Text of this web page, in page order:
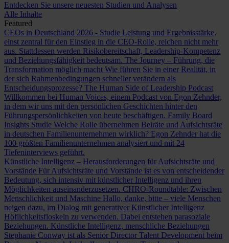
Entdecken Sie unsere neuesten Studien und Analysen
Alle Inhalte
Featured
CEOs in Deutschland 2026 - Studie Leistung und Ergebnisstärke,
einst zentral für den Einstieg in die CEO-Rolle, reichen nicht mehr
aus. Stattdessen werden Risikobereitschaft, Leadership-Kompetenz
und Beziehungsfähigkeit bedeutsam. The Journey – Führung, die
Transformation möglich macht Wie führen Sie in einer Realität, in
der sich Rahmenbedingungen schneller verändern als
Entscheidungsprozesse? The Human Side of Leadership Podcast
Willkommen bei Human Voices, einem Podcast von Egon Zehnder,
in dem wir uns mit den persönlichen Geschichten hinter den
Führungspersönlichkeiten von heute beschäftigen. Family Board
Insights Studie Welche Rolle übernehmen Beiräte und Aufsichtsräte
in deutschen Familienunternehmen wirklich? Egon Zehnder hat die
100 größten Familienunternehmen analysiert und mit 24
Tiefeninterviews geführt.
Künstliche Intelligenz – Herausforderungen für Aufsichtsräte und
Vorstände Für Aufsichtsräte und Vorstände ist es von entscheidender
Bedeutung, sich intensiv mit künstlicher Intelligenz und ihren
Möglichkeiten auseinanderzusetzen. CHRO-Roundtable: Zwischen
Menschlichkeit und Maschine Hallo, danke, bitte – viele Menschen
neigen dazu, im Dialog mit generativer Künstlicher Intelligenz
Höflichkeitsfloskeln zu verwenden. Dabei entstehen parasoziale
Beziehungen. Künstliche Intelligenz, menschliche Beziehungen
Stephanie Conway ist als Senior Director Talent Development beim